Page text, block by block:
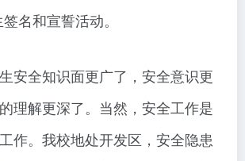
名和宣誓活动。
安全知识面更广了，安全意识更
理解更深了。当然，安全工作是
作。我校地处开发区，安全隐患